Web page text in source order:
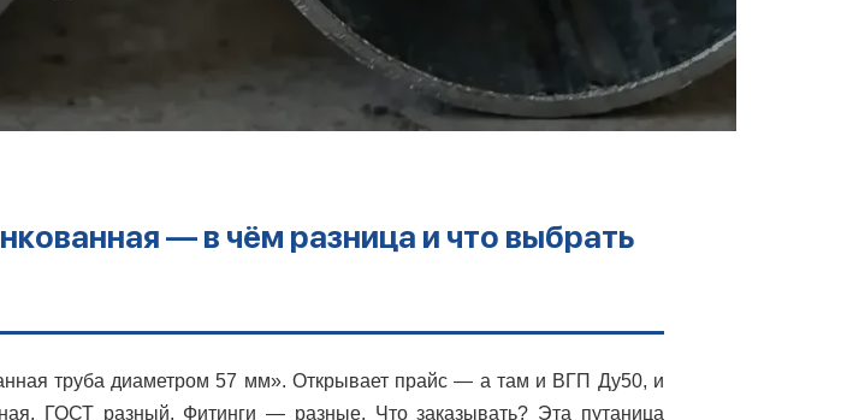
— в чём разница и что выбрать
труба диаметром 57 мм». Открывает прайс — а там и ВГП Ду50, и
ГОСТ разный. Фитинги — разные. Что заказывать? Эта путаница